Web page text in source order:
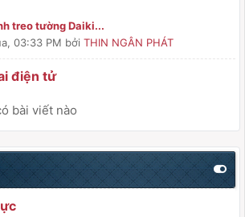
treo tường Daiki...
, 03:33 PM bởi THIN NGÂN PHÁT
điện tử
bài viết nào